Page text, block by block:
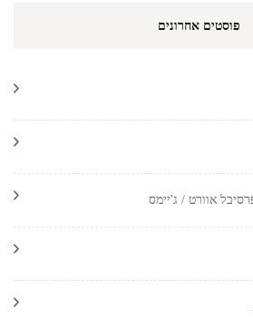
פוסטים אחרונים